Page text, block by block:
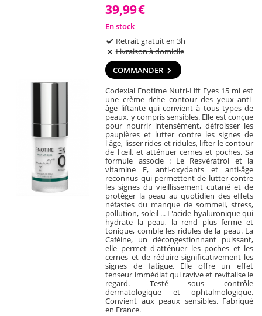
39,99€
En stock
Retrait gratuit en 3h
Livraison à domicile
COMMANDER
Codexial Enotime Nutri-Lift Eyes 15 ml est
une crème riche contour des yeux anti-
âge liftante qui convient à tous types de
peaux, y compris sensibles. Elle est conçue
pour nourrir intensément, défroisser les
paupières et lutter contre les signes de
l'âge, lisser rides et ridules, lifter le contour
de l'œil, et atténuer cernes et poches. Sa
formule associe : Le Resvératrol et la
vitamine E, anti-oxydants et anti-âge
reconnus qui permettent de lutter contre
les signes du vieillissement cutané et de
protéger la peau au quotidien des effets
néfastes du manque de sommeil, stress,
pollution, soleil ... L'acide hyaluronique qui
hydrate la peau, la rend plus ferme et
tonique, comble les ridules de la peau. La
Caféine, un décongestionnant puissant,
elle permet d'atténuer les poches et les
cernes et de réduire significativement les
signes de fatigue. Elle offre un effet
tenseur immédiat qui ravive et revitalise le
regard. Testé sous contrôle
dermatologique et ophtalmologique.
Convient aux peaux sensibles. Fabriqué
en France.